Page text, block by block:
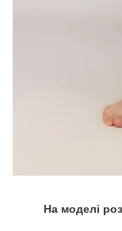
На моделі